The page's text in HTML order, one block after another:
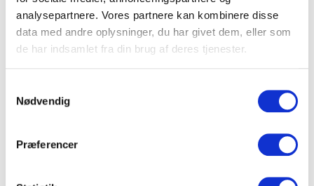
analysepartnere. Vores partnere kan kombinere disse
data med andre oplysninger, du har givet dem, eller som
de har indsamlet fra din brug af deres tjenester.
Nødvendig
Præferencer
TNS-Transport
Flytteforsikring
Gode råd
Om os
Referencer